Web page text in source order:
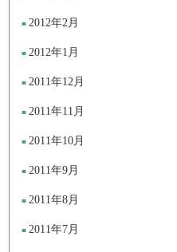
2012年2月
2012年1月
2011年12月
2011年11月
2011年10月
2011年9月
2011年8月
2011年7月